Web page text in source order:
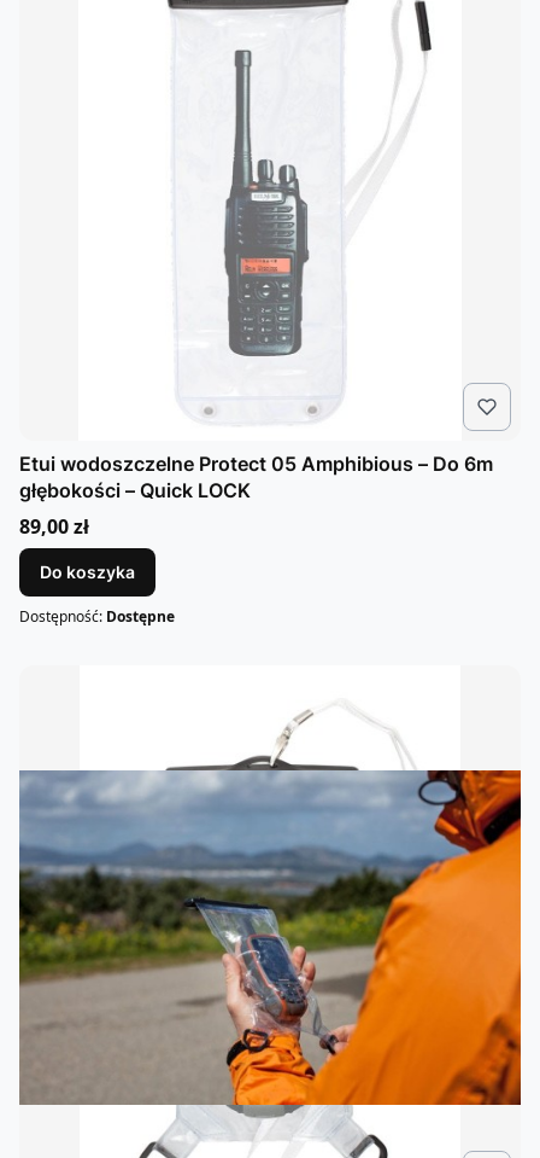
Etui wodoszczelne Protect 05 Amphibious – Do 6m
głębokości – Quick LOCK
Cena
89,00 zł
Do koszyka
Dostępność: Dostępne